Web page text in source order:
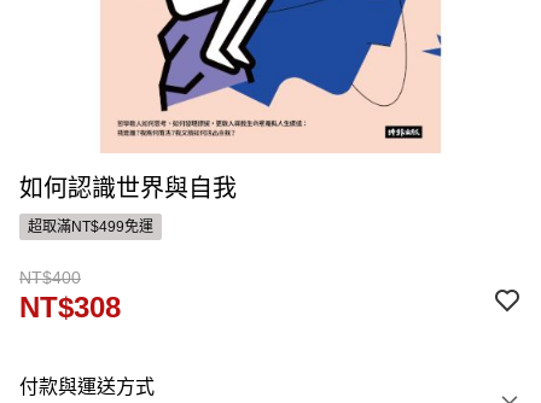
如何認識世界與自我
超取滿NT$499免運
NT$400
NT$308
付款與運送方式